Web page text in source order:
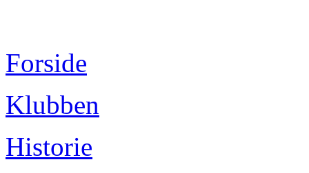
Forside
Klubben
Historie